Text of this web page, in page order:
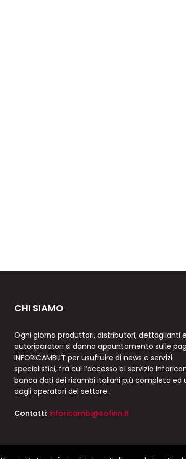
CHI SIAMO
Ogni giorno produttori, distributori, dettaglianti
autoriparatori si danno appuntamento sulle
INFORICAMBI.IT per usufruire di news e servizi
specialistici, fra cui l’accesso al servizio
banca dati dei ricambi italiani più completa ed
dagli operatori del settore.
Contatti: inforicambi@sofinn.it